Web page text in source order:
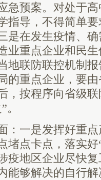
急预案。对处于
指导，不得简单
是在发生疫情、
业重点企业和民
地联防联控机制
的重点企业，要
，按程序向省级
一是发挥好重点
堵点卡点，落实
疫地区企业尽快
能够解决的自行